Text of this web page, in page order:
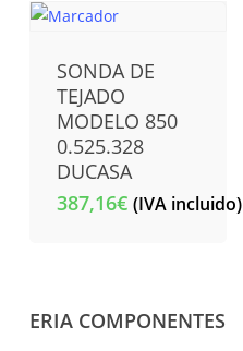
SONDA DE
TEJADO
MODELO 850
0.525.328
DUCASA
387,16€ (IVA incluido)
ERIA COMPONENTES